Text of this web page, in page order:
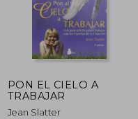
PON EL CIELO A
TRABAJAR
Jean Slatter